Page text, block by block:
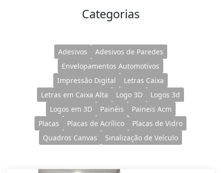
Categorias
Adesivos
Adesivos de Paredes
Envelopamentos Automotivos
Impressão Digital
Letras Caixa
Letras em Caixa Alta
Logo 3D
Logos 3d
Logos em 3D
Painéis
Paineis Acm
Placas
Placas de Acrílico
Placas de Vidro
Quadros Canvas
Sinalização de Veículo